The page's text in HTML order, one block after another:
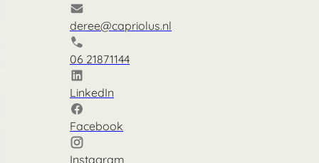
deree@capriolus.nl
06 21871144
LinkedIn
Facebook
Instagram